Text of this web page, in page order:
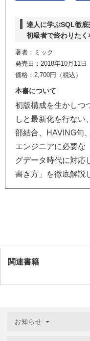
達人に学ぶSQL徹
初級者で終わりた
著者：ミック
発売日：2018年10月11日
価格：2,700円（税込）
本書について
初版構成を生かしつ
しと最新化を行ない
部結合、HAVING句
エンジニアに必要な
グデータ時代に対応
書き方」を徹底解説
関連書籍
お知らせ